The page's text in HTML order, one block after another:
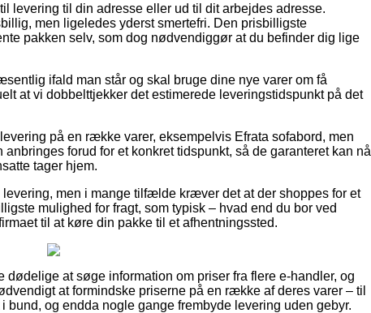
levering til din adresse eller ud til dit arbejdes adresse.
men ligeledes yderst smertefri. Den prisbilligste
pakken selv, som dog nødvendiggør at du befinder dig lige
ifald man står og skal bruge dine nye varer om få
at vi dobbelttjekker det estimerede leveringstidspunkt på det
på en række varer, eksempelvis Efrata sofabord, men
forud for et konkret tidspunkt, så de garanteret kan nå
tager hjem.
men i mange tilfælde kræver det at der shoppes for et
mulighed for fragt, som typisk – hvad end du bor ved
til at køre din pakke til et afhentningssted.
at søge information om priser fra flere e-handler, og
at formindske priserne på en række af deres varer – til
og endda nogle gange frembyde levering uden gebyr.